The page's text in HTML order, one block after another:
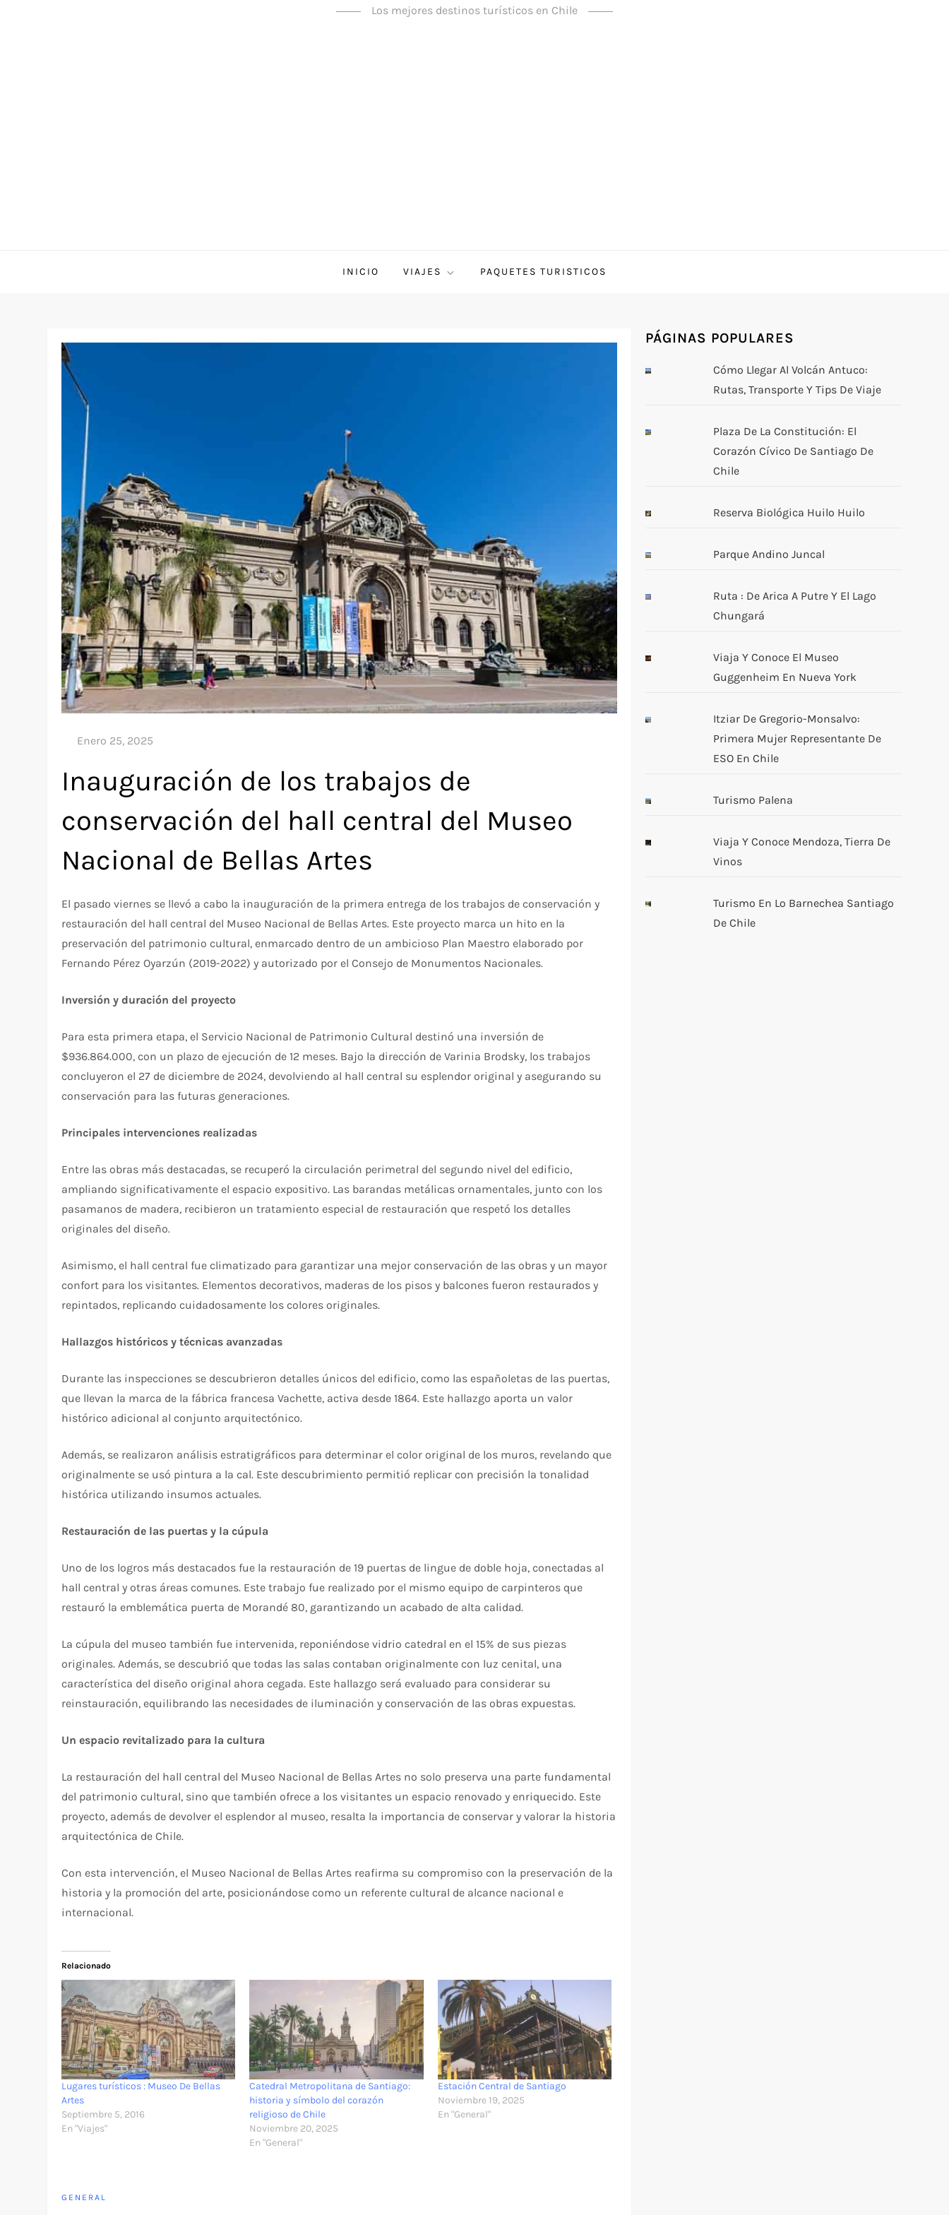
Los mejores destinos turísticos en Chile
INICIO VIAJES PAQUETES TURISTICOS
Inauguración de los trabajos de
conservación del hall central del Museo
Nacional de Bellas Artes
El pasado viernes se llevó a cabo la inauguración de la primera entrega de los trabajos de conservación y
restauración del hall central del Museo Nacional de Bellas Artes. Este proyecto marca un hito en la
preservación del patrimonio cultural, enmarcado dentro de un ambicioso Plan Maestro elaborado por
Fernando Pérez Oyarzún (2019-2022) y autorizado por el Consejo de Monumentos Nacionales.
Inversión y duración del proyecto
Para esta primera etapa, el Servicio Nacional de Patrimonio Cultural destinó una inversión de
$936.864.000, con un plazo de ejecución de 12 meses. Bajo la dirección de Varinia Brodsky, los trabajos
concluyeron el 27 de diciembre de 2024, devolviendo al hall central su esplendor original y asegurando su
conservación para las futuras generaciones.
Principales intervenciones realizadas
Entre las obras más destacadas, se recuperó la circulación perimetral del segundo nivel del edificio,
ampliando significativamente el espacio expositivo. Las barandas metálicas ornamentales, junto con los
pasamanos de madera, recibieron un tratamiento especial de restauración que respetó los detalles
originales del diseño.
Asimismo, el hall central fue climatizado para garantizar una mejor conservación de las obras y un mayor
confort para los visitantes. Elementos decorativos, maderas de los pisos y balcones fueron restaurados y
repintados, replicando cuidadosamente los colores originales.
Hallazgos históricos y técnicas avanzadas
Durante las inspecciones se descubrieron detalles únicos del edificio, como las españoletas de las puertas,
que llevan la marca de la fábrica francesa Vachette, activa desde 1864. Este hallazgo aporta un valor
histórico adicional al conjunto arquitectónico.
Además, se realizaron análisis estratigráficos para determinar el color original de los muros, revelando que
originalmente se usó pintura a la cal. Este descubrimiento permitió replicar con precisión la tonalidad
histórica utilizando insumos actuales.
Restauración de las puertas y la cúpula
Uno de los logros más destacados fue la restauración de 19 puertas de lingue de doble hoja, conectadas al
hall central y otras áreas comunes. Este trabajo fue realizado por el mismo equipo de carpinteros que
restauró la emblemática puerta de Morandé 80, garantizando un acabado de alta calidad.
La cúpula del museo también fue intervenida, reponiéndose vidrio catedral en el 15% de sus piezas
originales. Además, se descubrió que todas las salas contaban originalmente con luz cenital, una
característica del diseño original ahora cegada. Este hallazgo será evaluado para considerar su
reinstauración, equilibrando las necesidades de iluminación y conservación de las obras expuestas.
Un espacio revitalizado para la cultura
La restauración del hall central del Museo Nacional de Bellas Artes no solo preserva una parte fundamental
del patrimonio cultural, sino que también ofrece a los visitantes un espacio renovado y enriquecido. Este
proyecto, además de devolver el esplendor al museo, resalta la importancia de conservar y valorar la historia
arquitectónica de Chile.
Con esta intervención, el Museo Nacional de Bellas Artes reafirma su compromiso con la preservación de la
historia y la promoción del arte, posicionándose como un referente cultural de alcance nacional e
internacional.
Relacionado
Lugares turísticos : Museo De Bellas
Artes
Septiembre 5, 2016
En "Viajes"
Catedral Metropolitana de Santiago:
historia y símbolo del corazón
religioso de Chile
Noviembre 20, 2025
En "General"
Estación Central de Santiago
Noviembre 19, 2025
En "General"
GENERAL
PÁGINAS POPULARES
Cómo Llegar Al Volcán Antuco:
Rutas, Transporte Y Tips De Viaje
Plaza De La Constitución: El
Corazón Cívico De Santiago De
Chile
Reserva Biológica Huilo Huilo
Parque Andino Juncal
Ruta : De Arica A Putre Y El Lago
Chungará
Viaja Y Conoce El Museo
Guggenheim En Nueva York
Itziar De Gregorio-Monsalvo:
Primera Mujer Representante De
ESO En Chile
Turismo Palena
Viaja Y Conoce Mendoza, Tierra De
Vinos
Turismo En Lo Barnechea Santiago
De Chile